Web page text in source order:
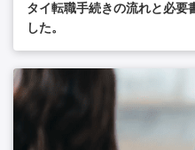
タイ転職手続きの流れと必要
した。